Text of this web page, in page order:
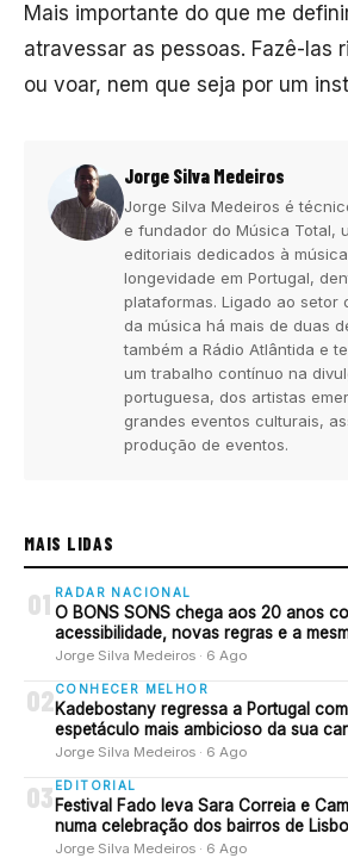
Mais importante do que me
atravessar as pessoas. Fazê-las
ou voar, nem que seja por um
Jorge Silva Medeiros
Jorge Silva Medeiros é
e fundador do Música Total,
editoriais dedicados à
longevidade em Portugal,
plataformas. Ligado ao setor
da música há mais de duas
também a Rádio Atlântida e
um trabalho contínuo na
portuguesa, dos artistas
grandes eventos culturais,
produção de eventos.
MAIS LIDAS
01 RADAR NACIONAL
O BONS SONS chega aos 20 anos
acessibilidade, novas regras e a
Jorge Silva Medeiros · 6 Ago
02 CONHECER MELHOR
Kadebostany regressa a Portugal
espetáculo mais ambicioso da sua
Jorge Silva Medeiros · 6 Ago
03 EDITORIAL
Festival Fado leva Sara Correia e
numa celebração dos bairros de
Jorge Silva Medeiros · 6 Ago